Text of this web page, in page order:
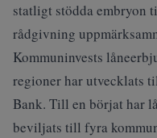
statligt stödda
rådgivning
Kommuninvests
regioner har utvecklats
Bank. Till en börjat har
beviljats till fyra